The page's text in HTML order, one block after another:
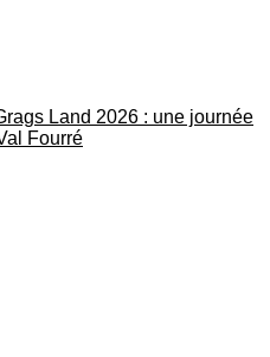
Land 2026 : une journée
Fourré